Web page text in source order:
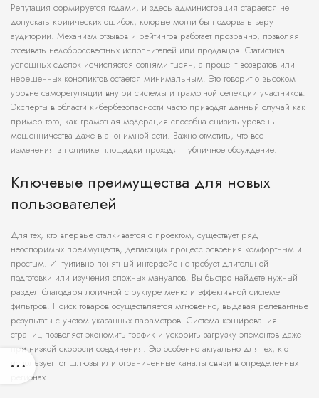
Репутация формируется годами, и здесь администрация старается не
допускать критических ошибок, которые могли бы подорвать веру
аудитории. Механизм отзывов и рейтингов работает прозрачно, позволяя
отсеивать недобросовестных исполнителей или продавцов. Статистика
успешных сделок исчисляется сотнями тысяч, а процент возвратов или
нерешенных конфликтов остается минимальным. Это говорит о высоком
уровне саморегуляции внутри системы и грамотной селекции участников.
Эксперты в области кибербезопасности часто приводят данный случай как
пример того, как грамотная модерация способна снизить уровень
мошенничества даже в анонимной сети. Важно отметить, что все
изменения в политике площадки проходят публичное обсуждение.
Ключевые преимущества для новых
пользователей
Для тех, кто впервые сталкивается с проектом, существует ряд
неоспоримых преимуществ, делающих процесс освоения комфортным и
простым. Интуитивно понятный интерфейс не требует длительной
подготовки или изучения сложных мануалов. Вы быстро найдете нужный
раздел благодаря логичной структуре меню и эффективной системе
фильтров. Поиск товаров осуществляется мгновенно, выдавая релевантные
результаты с учетом указанных параметров. Система кэширования
страниц позволяет экономить трафик и ускорить загрузку элементов даже
при низкой скорости соединения. Это особенно актуально для тех, кто
использует Tor шлюзы или ограниченные каналы связи в определенных
регионах.